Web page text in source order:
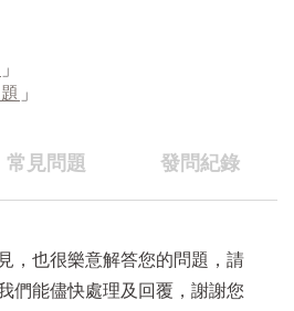
」
」
常見問題 發問紀錄
，也很樂意解答您的問題，請
們能儘快處理及回覆，謝謝您